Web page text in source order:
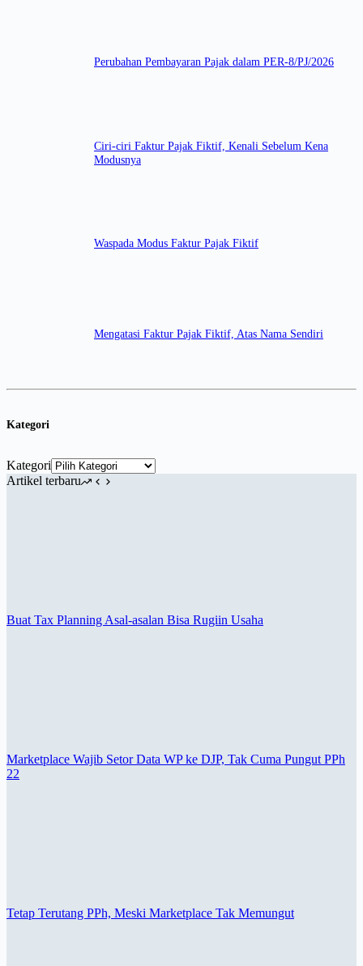
Perubahan Pembayaran Pajak dalam PER-8/PJ/2026
Ciri-ciri Faktur Pajak Fiktif, Kenali Sebelum Kena
Modusnya
Waspada Modus Faktur Pajak Fiktif
Mengatasi Faktur Pajak Fiktif, Atas Nama Sendiri
Kategori
Kategori
Artikel terbaru
Buat Tax Planning Asal-asalan Bisa Rugiin Usaha
Marketplace Wajib Setor Data WP ke DJP, Tak Cuma Pungut PPh
22
Tetap Terutang PPh, Meski Marketplace Tak Memungut